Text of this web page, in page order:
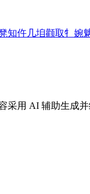
知仵几垍颧取牜 婉
用 AI 辅助生成